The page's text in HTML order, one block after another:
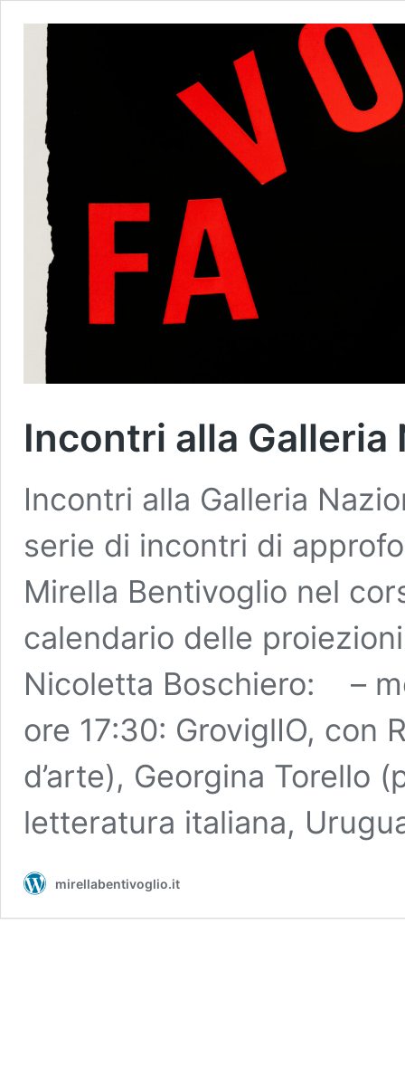
Incontri alla Galleria
Incontri alla Galleria
serie di incontri di
Mirella Bentivoglio nel
calendario delle
Nicoletta Boschiero: –
ore 17:30: GroviglIO, con
d’arte), Georgina Torello
letteratura italiana,
mirellabentivoglio.it